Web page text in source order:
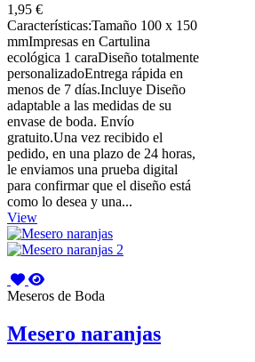
1,95 €
Características:Tamaño 100 x 150
mmImpresas en Cartulina
ecológica 1 caraDiseño totalmente
personalizadoEntrega rápida en
menos de 7 días.Incluye Diseño
adaptable a las medidas de su
envase de boda. Envío
gratuito.Una vez recibido el
pedido, en una plazo de 24 horas,
le enviamos una prueba digital
para confirmar que el diseño está
como lo desea y una...
View
Meseros de Boda
Mesero naranjas